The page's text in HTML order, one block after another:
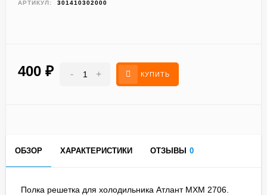
АРТИКУЛ: 301410302000
400 ₽ - + КУПИТЬ
ОБЗОР ХАРАКТЕРИСТИКИ ОТЗЫВЫ 0
Полка решетка для холодильника Атлант МХМ 2706.